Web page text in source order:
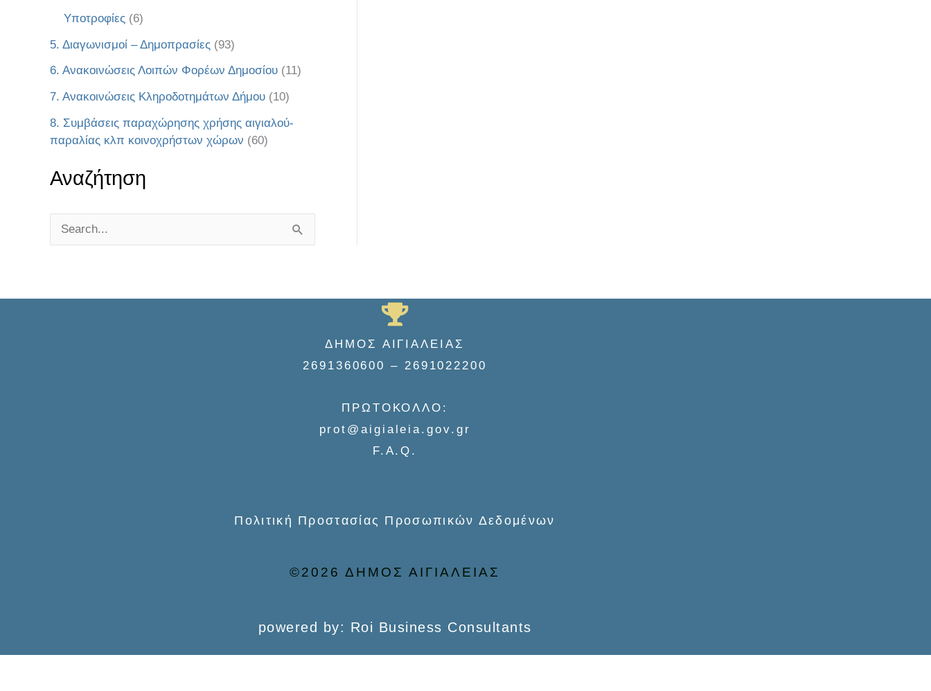
Υποτροφίες (6)
5. Διαγωνισμοί – Δημοπρασίες (93)
6. Ανακοινώσεις Λοιπών Φορέων Δημοσίου (11)
7. Ανακοινώσεις Κληροδοτημάτων Δήμου (10)
8. Συμβάσεις παραχώρησης χρήσης αιγιαλού-
παραλίας κλπ κοινοχρήστων χώρων (60)
Αναζήτηση
ΔΗΜΟΣ ΑΙΓΙΑΛΕΙΑΣ
2691360600 – 2691022200
ΠΡΩΤΟΚΟΛΛΟ:
prot@aigialeia.gov.gr
F.A.Q.
Πολιτική Προστασίας Προσωπικών Δεδομένων
©2026 ΔΗΜΟΣ ΑΙΓΙΑΛΕΙΑΣ
powered by: Roi Business Consultants